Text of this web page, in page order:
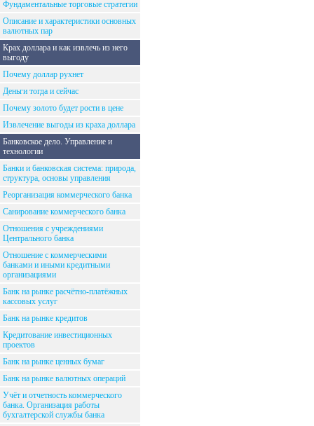
Фундаментальные торговые стратегии
Описание и характеристики основных
валютных пар
Крах доллара и как извлечь из него
выгоду
Почему доллар рухнет
Деньги тогда и сейчас
Почему золото будет рости в цене
Извлечение выгоды из краха доллара
Банковское дело. Управление и
технологии
Банки и банковская система: природа,
структура, основы управления
Реорганизация коммерческого банка
Санирование коммерческого банка
Отношения с учреждениями
Центрального банка
Отношение с коммерческими
банками и иными кредитными
организациями
Банк на рынке расчётно-платёжных
кассовых услуг
Банк на рынке кредитов
Кредитование инвестиционных
проектов
Банк на рынке ценных бумаг
Банк на рынке валютных операций
Учёт и отчетность коммерческого
банка. Организация работы
бухгалтерской службы банка